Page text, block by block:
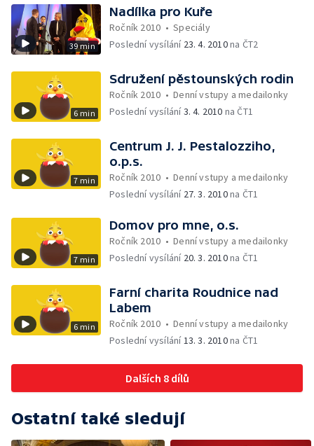
39 min
Nadílka pro Kuře
Ročník 2010 •Speciály
Poslední vysílání 23. 4. 2010na ČT2
6 min
Sdružení pěstounských rodin
Ročník 2010 •Denní vstupy a medailonky
Poslední vysílání3. 4. 2010 na ČT1
7 min
Centrum J. J. Pestalozziho,
o.p.s.
Ročník 2010 •Denní vstupy a medailonky
Poslední vysílání 27. 3. 2010na ČT1
7 min
Domov pro mne, o.s.
Ročník 2010 •Denní vstupy a medailonky
Poslední vysílání 20. 3. 2010na ČT1
6 min
Farní charita Roudnice nad
Labem
Ročník 2010 •Denní vstupy a medailonky
Poslední vysílání13. 3. 2010na ČT1
Dalších 8 dílů
Ostatní také sledují